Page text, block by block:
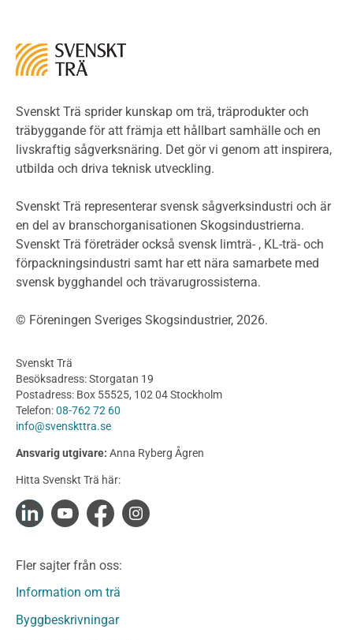
Miljöeffekter
LCA
Miljödeklarationer och märkning
Termer och förkortningar
Planering
Klimatkalkylator hallar
Projektering av trähus - generellt
Byggsystem
Fasadsystem i skivmaterial
Bullerskärmar och andra utomhuskonstruktioner
Byggnation och utförande
Utförande
Produkter
Konstruktionsvirke
Konstruktionsvirke Behandlat
Konstruktionsvirke Fingerskarvat
Konstruktionsvirke Fingerskarvat Obehandlat
Limträ
Fanerträ
Fanerträ Obehandlat
Träpanel och Utvändig beklädnad Behandlat
Svenskt Trä sprider kunskap om trä, träprodukter och
träbyggande för att främja ett hållbart samhälle och en
livskraftig sågverksnäring. Det gör vi genom att inspirera,
utbilda och driva teknisk utveckling.
Svenskt Trä representerar svensk sågverksindustri och är
en del av branschorganisationen Skogsindustrierna.
Svenskt Trä företräder också svensk limträ- , KL-trä- och
förpackningsindustri samt har ett nära samarbete med
svensk bygghandel och trävarugrossisterna.
© Föreningen Sveriges Skogsindustrier, 2026.
Svenskt Trä
Besöksadress: Storgatan 19
Postadress: Box 55525, 102 04 Stockholm
Telefon:08-762 72 60
info@svenskttra.se
Ansvarig utgivare: Anna Ryberg Ågren
Hitta Svenskt Trä här:
Fler sajter från oss:
Information om trä
Byggbeskrivningar